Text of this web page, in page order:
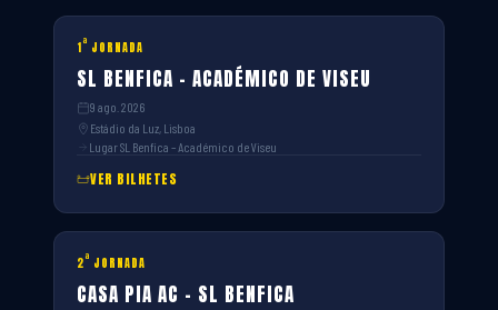
1ª JORNADA
SL BENFICA – ACADÉMICO DE VISEU
9 ago. 2026
Estádio da Luz, Lisboa
Lugar SL Benfica – Académico de Viseu
VER BILHETES
2ª JORNADA
CASA PIA AC – SL BENFICA